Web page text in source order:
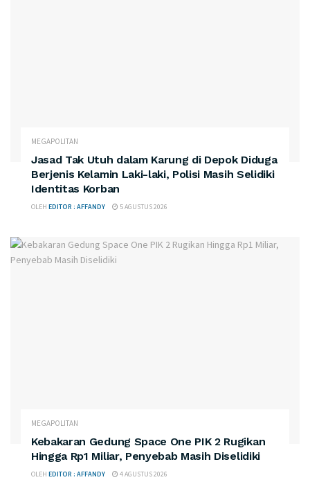
MEGAPOLITAN
Jasad Tak Utuh dalam Karung di Depok Diduga
Berjenis Kelamin Laki-laki, Polisi Masih Selidiki
Identitas Korban
OLEH EDITOR : AFFANDY 5 AGUSTUS 2026
MEGAPOLITAN
Kebakaran Gedung Space One PIK 2 Rugikan
Hingga Rp1 Miliar, Penyebab Masih Diselidiki
OLEH EDITOR : AFFANDY 4 AGUSTUS 2026